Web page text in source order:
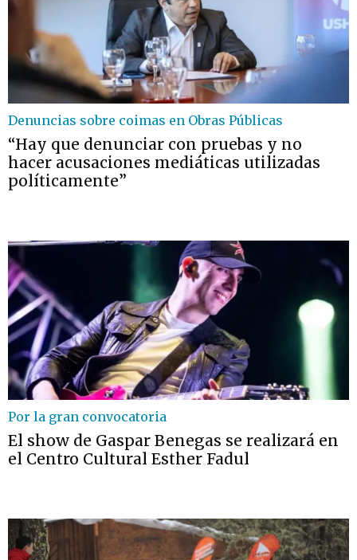
Denuncias sobre coimas en Obras Públicas
“Hay que denunciar con pruebas y no
hacer acusaciones mediáticas utilizadas
políticamente”
Por la gran convocatoria
El show de Gaspar Benegas se realizará en
el Centro Cultural Esther Fadul